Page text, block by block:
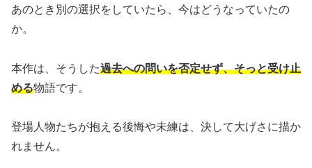
あのとき別の選択をしていたら、今はどうなっていたの
か。
本作は、そうした過去への問いを否定せず、そっと受け止
める物語です。
登場人物たちが抱える後悔や未練は、決して大げさに描か
れません。